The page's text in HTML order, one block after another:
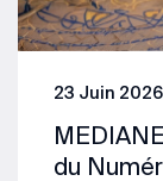
23 Juin 2026
du